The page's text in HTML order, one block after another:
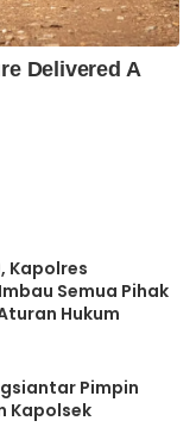
Kapolres
Semua Pihak
Hukum
Pimpin
Kapolsek